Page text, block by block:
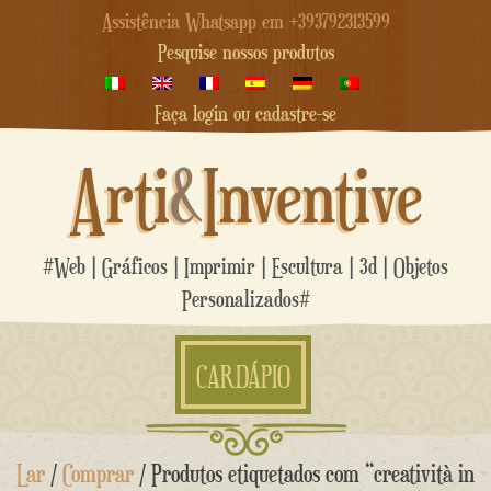
Assistência Whatsapp em +393792313599
Pesquise nossos produtos
Faça login ou cadastre-se
Arti&Inventive
#Web | Gráficos | Imprimir | Escultura | 3d | Objetos
Personalizados#
CARDÁPIO
Ir
paraLar /Comprar / Produtos etiquetados com “creatività in